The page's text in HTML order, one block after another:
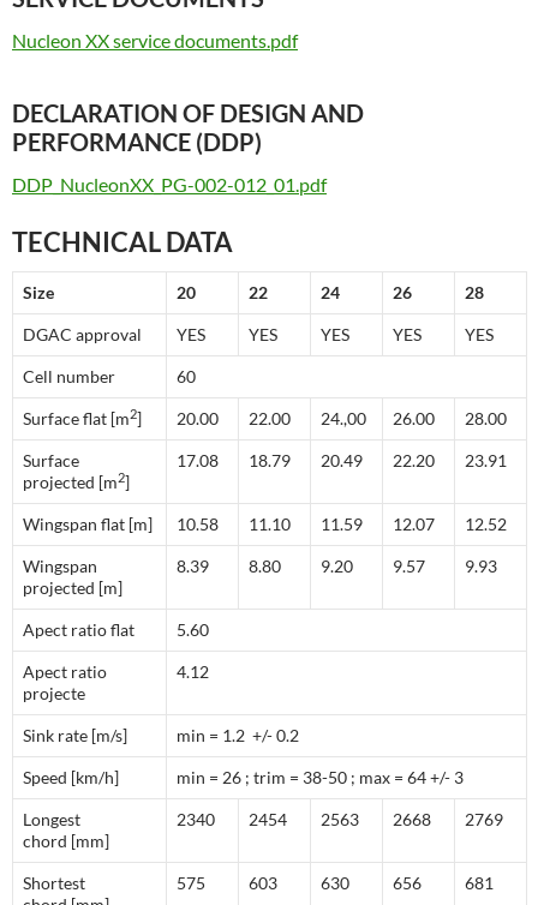
Nucleon XX service documents.pdf
DECLARATION OF DESIGN AND
PERFORMANCE (DDP)
DDP_NucleonXX_PG-002-012_01.pdf
TECHNICAL DATA
Size 20 22 24 26 28
DGAC approval YES YES YES YES YES
Cell number 60
Surface flat [m2] 20.00 22.00 24.,00 26.00 28.00
Surface
projected [m2]
17.08 18.79 20.49 22.20 23.91
Wingspan flat [m] 10.58 11.10 11.59 12.07 12.52
Wingspan
projected [m]
8.39 8.80 9.20 9.57 9.93
Apect ratio flat 5.60
Apect ratio
projecte
4.12
Sink rate [m/s] min = 1.2 +/- 0.2
Speed [km/h] min = 26 ; trim = 38-50 ; max = 64 +/- 3
Longest
chord [mm]
2340 2454 2563 2668 2769
Shortest
575 603 630 656 681